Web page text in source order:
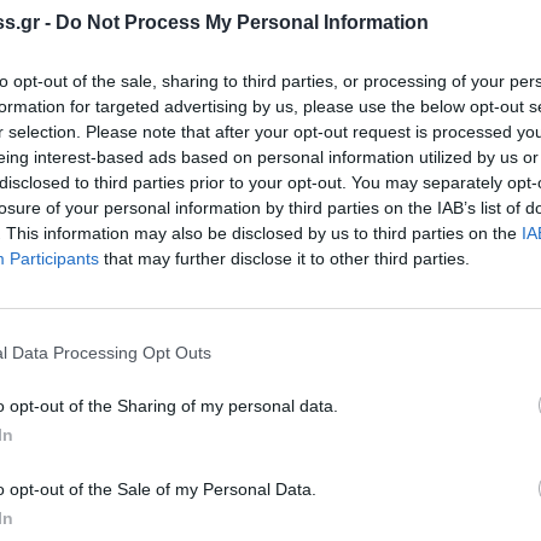
- Do Not Process My Personal Information
opt-out of the sale, sharing to third parties, or processing of your
for targeted advertising by us, please use the below opt-out
selection. Please note that after your opt-out request is processed
interest-based ads based on personal information utilized by us
to third parties prior to your opt-out. You may separately
of your personal information by third parties on the IAB’s list of
This information may also be disclosed by us to third parties on the
Participants that may further disclose it to other third parties.
Data Processing Opt Outs
opt-out of the Sharing of my personal data.
opt-out of the Sale of my Personal Data.
αντισυνταγματικό. Αυτό που αμφισβητεί επί
το ΕΣΡ. Κι εδώ μπαίνει το εύλογο ερώτημα:Με
το Συμβούλιο;
επανηλειμμένες προσπάθειές μας, να
να ταυτίζεται με τη διαπλοκή και να
βάλουμε, είτε αρέσει στη διαπλοκή είτε όχι.
προσωρινής άδειας λειτουργίας για τα
θα έχει την αρμοδιότητα να προτείνει, με
αριθμό των τηλεοπτικών αδειών Αλλά έπρεπε
η αξιωματική αντιπολίτευση, και δια
συγκρότηση του Ε.Σ.Ρ;
του νόμου κρίθηκε ακριβώς, στο
ΣτΕ απέδωσε ουσιαστικά την αποκλειστική